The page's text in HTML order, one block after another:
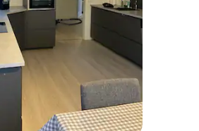
de 5. 19 evaluaciones